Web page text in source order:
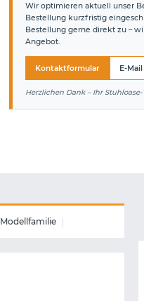
Wir optimieren aktuell unser
Bestellung kurzfristig
Bestellung gerne direkt zu –
Angebot.
Kontaktformular E-
Herzlichen Dank – Ihr Stuhloase-
Modellfamilie